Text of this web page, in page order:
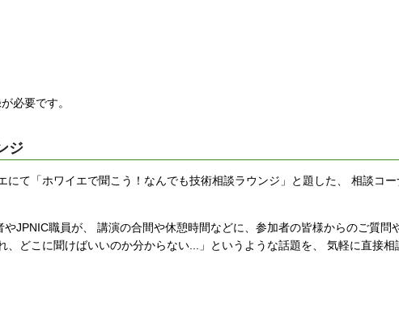
必要です。
ジ
て「ホワイエで聞こう！なんでも技術相談ラウンジ」と題した、 相談コ
JPNIC職員が、 講演の合間や休憩時間などに、参加者の皆様からのご質問
どこに聞けばいいのか分からない...」というような話題を、 気軽に直接相